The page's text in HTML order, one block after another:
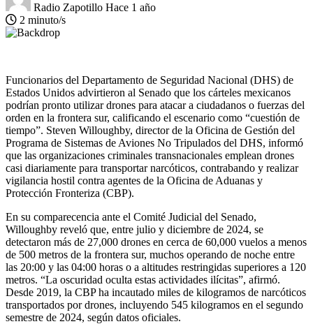
Radio Zapotillo Hace 1 año
2 minuto/s
Funcionarios del Departamento de Seguridad Nacional (DHS) de
Estados Unidos advirtieron al Senado que los cárteles mexicanos
podrían pronto utilizar drones para atacar a ciudadanos o fuerzas del
orden en la frontera sur, calificando el escenario como “cuestión de
tiempo”. Steven Willoughby, director de la Oficina de Gestión del
Programa de Sistemas de Aviones No Tripulados del DHS, informó
que las organizaciones criminales transnacionales emplean drones
casi diariamente para transportar narcóticos, contrabando y realizar
vigilancia hostil contra agentes de la Oficina de Aduanas y
Protección Fronteriza (CBP).
En su comparecencia ante el Comité Judicial del Senado,
Willoughby reveló que, entre julio y diciembre de 2024, se
detectaron más de 27,000 drones en cerca de 60,000 vuelos a menos
de 500 metros de la frontera sur, muchos operando de noche entre
las 20:00 y las 04:00 horas o a altitudes restringidas superiores a 120
metros. “La oscuridad oculta estas actividades ilícitas”, afirmó.
Desde 2019, la CBP ha incautado miles de kilogramos de narcóticos
transportados por drones, incluyendo 545 kilogramos en el segundo
semestre de 2024, según datos oficiales.